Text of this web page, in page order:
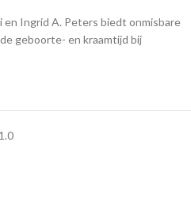
en Ingrid A. Peters biedt onmisbare
geboorte- en kraamtijd bij